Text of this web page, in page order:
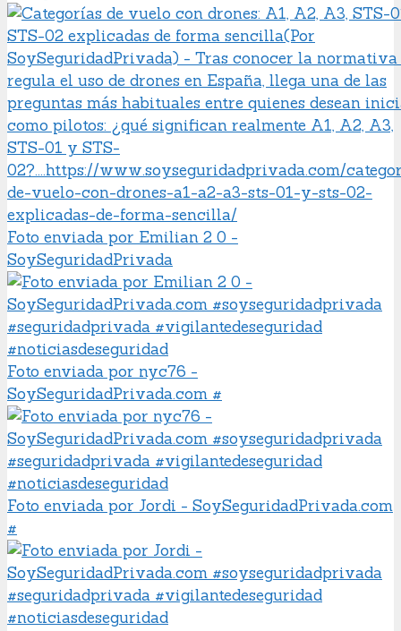
Foto enviada por Emilian 2 0 -
SoySeguridadPrivada
Foto enviada por nyc76 -
SoySeguridadPrivada.com #
Foto enviada por Jordi - SoySeguridadPrivada.com
#